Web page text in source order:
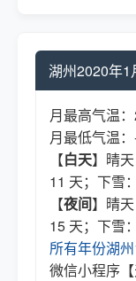
湖州2020年1
月最高气温
月最低气温
【白天】晴
11 天；下雪
【夜间】晴
15 天；下雪
所有年份湖
微信小程序